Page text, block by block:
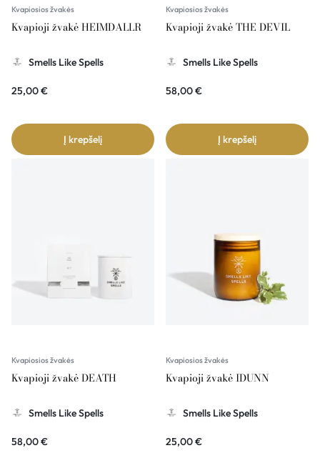
Kvapiosios žvakės
Kvapioji žvakė HEIMDALLR
Smells Like Spells
25,00€
Į krepšelį
Kvapiosios žvakės
Kvapioji žvakė THE DEVIL
Smells Like Spells
58,00€
Į krepšelį
Kvapiosios žvakės
Kvapioji žvakė DEATH
Smells Like Spells
58,00€
Kvapiosios žvakės
Kvapioji žvakė IDUNN
Smells Like Spells
25,00€